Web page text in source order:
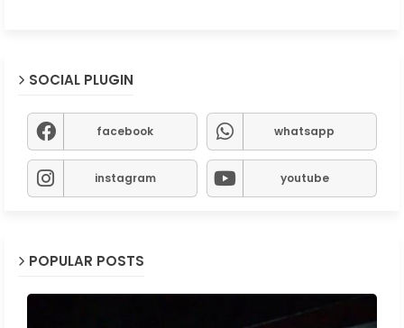
SOCIAL PLUGIN
facebook whatsapp
instagram youtube
POPULAR POSTS